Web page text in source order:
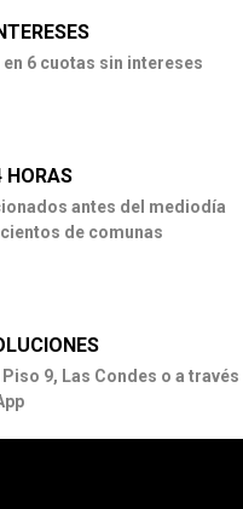
en 6 cuotas sin intereses
HORAS
antes del mediodía
de comunas
9, Las Condes o a través